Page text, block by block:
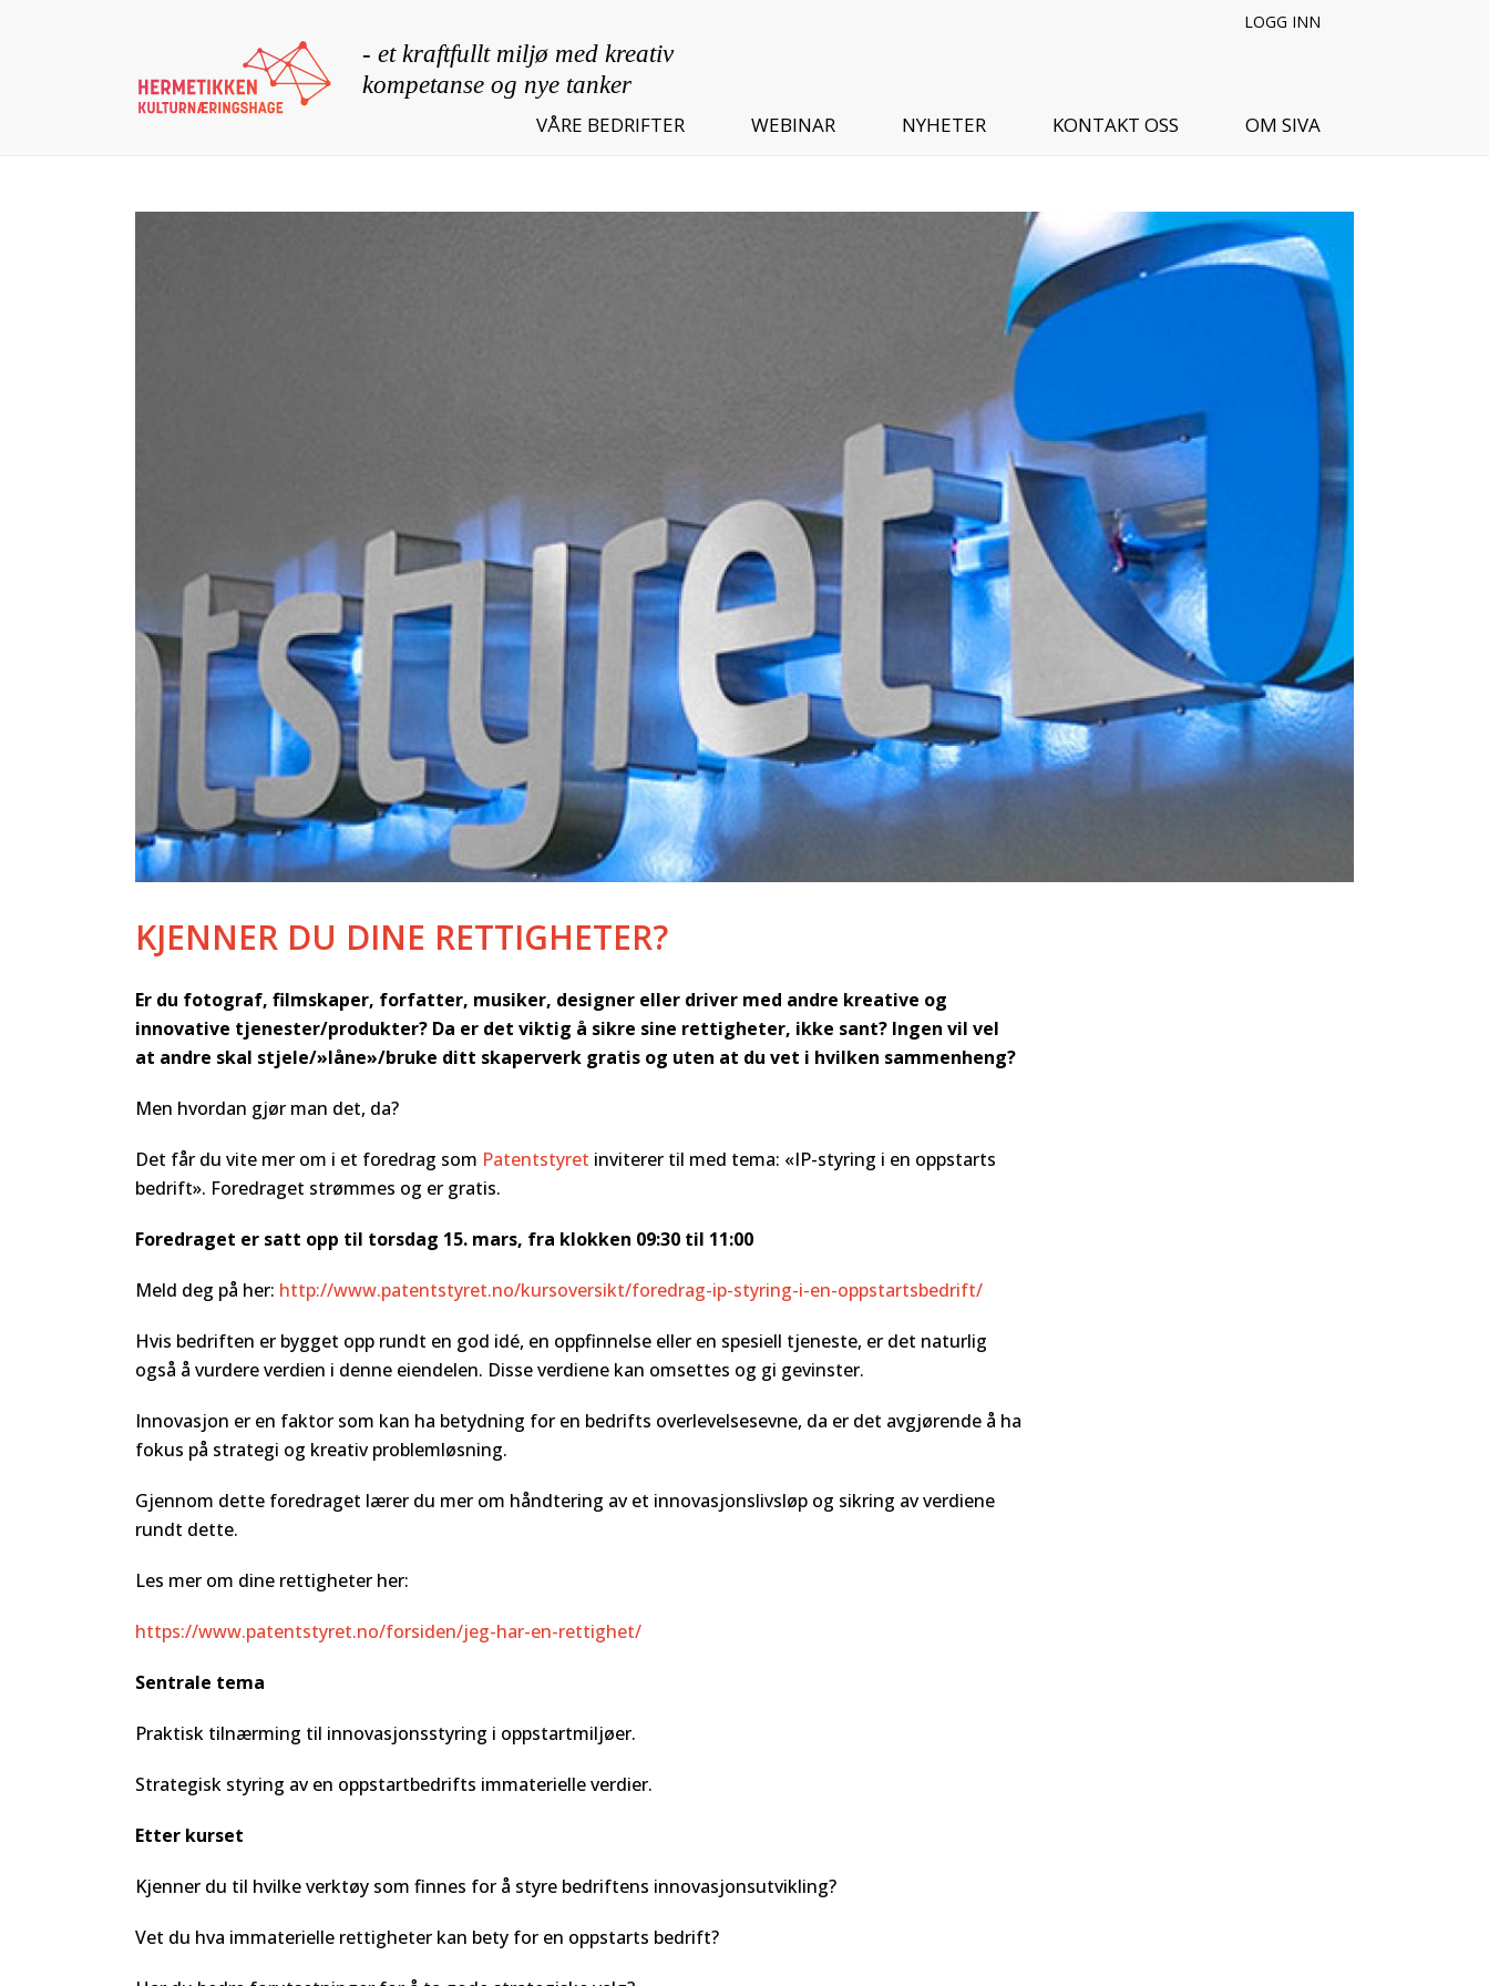
VÅRE BEDRIFTER WEBINAR NYHETER KONTAKT OSS OM SIVA
LOGG INN
KJENNER DU DINE RETTIGHETER?
Er du fotograf, filmskaper, forfatter, musiker, designer eller driver med andre kreative og
innovative tjenester/produkter? Da er det viktig å sikre sine rettigheter, ikke sant? Ingen vil vel
at andre skal stjele/»låne»/bruke ditt skaperverk gratis og uten at du vet i hvilken sammenheng?
Men hvordan gjør man det, da?
Det får du vite mer om i et foredrag som Patentstyret inviterer til med tema: «IP-styring i en oppstarts
bedrift». Foredraget strømmes og er gratis.
Foredraget er satt opp til torsdag 15. mars, fra klokken 09:30 til 11:00
Meld deg på her: http://www.patentstyret.no/kursoversikt/foredrag-ip-styring-i-en-oppstartsbedrift/
Hvis bedriften er bygget opp rundt en god idé, en oppfinnelse eller en spesiell tjeneste, er det naturlig
også å vurdere verdien i denne eiendelen. Disse verdiene kan omsettes og gi gevinster.
Innovasjon er en faktor som kan ha betydning for en bedrifts overlevelsesevne, da er det avgjørende å ha
fokus på strategi og kreativ problemløsning.
Gjennom dette foredraget lærer du mer om håndtering av et innovasjonslivsløp og sikring av verdiene
rundt dette.
Les mer om dine rettigheter her:
https://www.patentstyret.no/forsiden/jeg-har-en-rettighet/
Sentrale tema
Praktisk tilnærming til innovasjonsstyring i oppstartmiljøer.
Strategisk styring av en oppstartbedrifts immaterielle verdier.
Etter kurset
Kjenner du til hvilke verktøy som finnes for å styre bedriftens innovasjonsutvikling?
Vet du hva immaterielle rettigheter kan bety for en oppstarts bedrift?